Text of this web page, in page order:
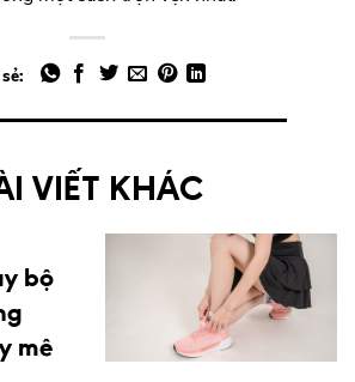
VIẾT KHÁC
bộ
mê